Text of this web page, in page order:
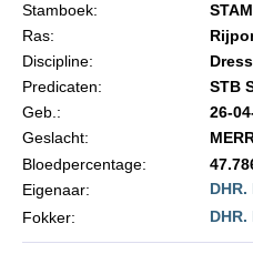
Animal Health Regulation
Gids voor Goede Praktijken
Veel gestelde vragen
Stamboek:
Ras:
Discipline:
Predicaten:
STB
Geb.:
26-
Geslacht:
Bloedpercentage:
Eigenaar:
DHR.
Fokker:
DHR.